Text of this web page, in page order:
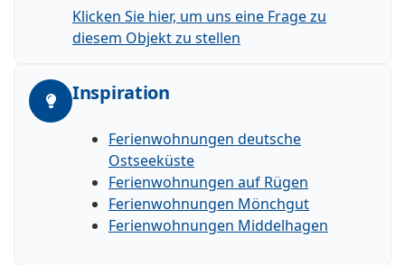
Klicken Sie hier, um uns eine Frage zu
diesem Objekt zu stellen
Inspiration
Ferienwohnungen deutsche
Ostseeküste
Ferienwohnungen auf Rügen
Ferienwohnungen Mönchgut
Ferienwohnungen Middelhagen